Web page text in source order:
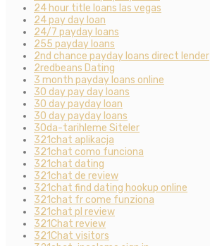
24 hour title loans las vegas
24 pay day loan
24/7 payday loans
255 payday loans
2nd chance payday loans direct lender
2redbeans Dating
3 month payday loans online
30 day pay day loans
30 day payday loan
30 day payday loans
30da-tarihleme Siteler
321chat aplikacja
321chat como funciona
321chat dating
321chat de review
321chat find dating hookup online
321chat fr come funziona
321chat pl review
321Chat review
321Chat visitors